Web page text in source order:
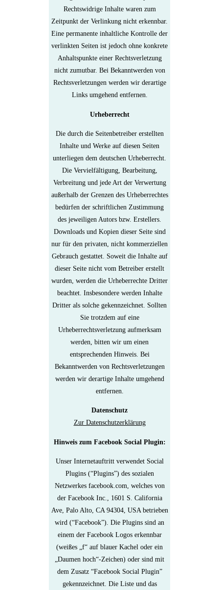
Rechtswidrige Inhalte waren zum
Zeitpunkt der Verlinkung nicht erkennbar.
Eine permanente inhaltliche Kontrolle der
verlinkten Seiten ist jedoch ohne konkrete
Anhaltspunkte einer Rechtsverletzung
nicht zumutbar. Bei Bekanntwerden von
Rechtsverletzungen werden wir derartige
Links umgehend entfernen.
Urheberrecht
Die durch die Seitenbetreiber erstellten
Inhalte und Werke auf diesen Seiten
unterliegen dem deutschen Urheberrecht.
Die Vervielfältigung, Bearbeitung,
Verbreitung und jede Art der Verwertung
außerhalb der Grenzen des Urheberrechtes
bedürfen der schriftlichen Zustimmung
des jeweiligen Autors bzw. Erstellers.
Downloads und Kopien dieser Seite sind
nur für den privaten, nicht kommerziellen
Gebrauch gestattet. Soweit die Inhalte auf
dieser Seite nicht vom Betreiber erstellt
wurden, werden die Urheberrechte Dritter
beachtet. Insbesondere werden Inhalte
Dritter als solche gekennzeichnet. Sollten
Sie trotzdem auf eine
Urheberrechtsverletzung aufmerksam
werden, bitten wir um einen
entsprechenden Hinweis. Bei
Bekanntwerden von Rechtsverletzungen
werden wir derartige Inhalte umgehend
entfernen.
Datenschutz
Zur Datenschutzerklärung
Hinweis zum Facebook Social Plugin:
Unser Internetauftritt verwendet Social
Plugins (“Plugins”) des sozialen
Netzwerkes facebook.com, welches von
der Facebook Inc., 1601 S. California
Ave, Palo Alto, CA 94304, USA betrieben
wird (“Facebook”). Die Plugins sind an
einem der Facebook Logos erkennbar
(weißes „f“ auf blauer Kachel oder ein
„Daumen hoch“-Zeichen) oder sind mit
dem Zusatz “Facebook Social Plugin”
gekennzeichnet. Die Liste und das